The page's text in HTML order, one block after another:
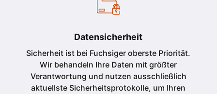
Datensicherheit
Sicherheit ist bei Fuchsiger oberste Priorität.
Wir behandeln Ihre Daten mit größter
Verantwortung und nutzen ausschließlich
aktuellste Sicherheitsprotokolle, um Ihren